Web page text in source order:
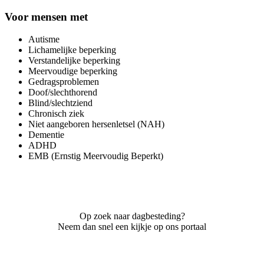
Voor mensen met
Autisme
Lichamelijke beperking
Verstandelijke beperking
Meervoudige beperking
Gedragsproblemen
Doof/slechthorend
Blind/slechtziend
Chronisch ziek
Niet aangeboren hersenletsel (NAH)
Dementie
ADHD
EMB (Ernstig Meervoudig Beperkt)
Op zoek naar dagbesteding?
Neem dan snel een kijkje op ons portaal